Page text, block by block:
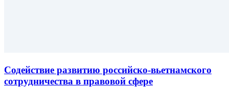
Содействие развитию российско-вьетнамского
сотрудничества в правовой сфере